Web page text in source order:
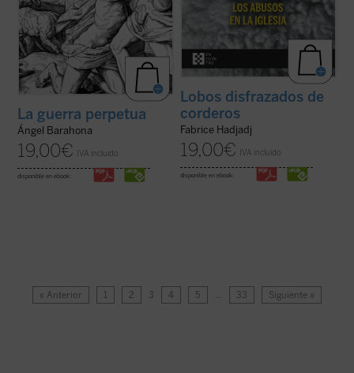
La guerra perpetua
Ángel Barahona
19,00€ IVA incluido
disponible en ebook:
Lobos disfrazados de
corderos
Fabrice Hadjadj
19,00€ IVA incluido
disponible en ebook:
« Anterior 1 2 3 4 5 … 33 Siguiente »